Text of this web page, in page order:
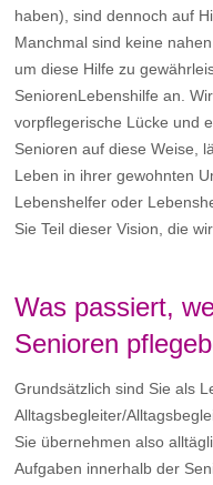
haben), sind dennoch auf
Manchmal sind keine
um diese Hilfe zu
SeniorenLebenshilfe an.
vorpflegerische Lücke und
Senioren auf diese Weise,
Leben in ihrer gewohnten
Lebenshelfer oder
Sie Teil dieser Vision, die
Was passiert,
Senioren
Grundsätzlich sind Sie als
Alltagsbegleiter/
Sie übernehmen also
Aufgaben innerhalb der